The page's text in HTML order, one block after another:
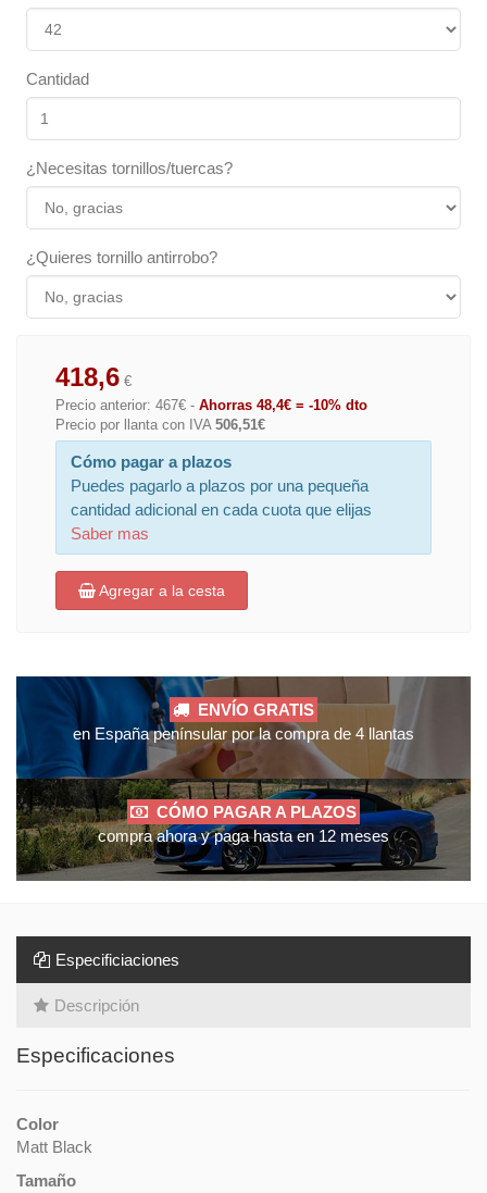
Cantidad
¿Necesitas tornillos/tuercas?
¿Quieres tornillo antirrobo?
418,6 €
Precio anterior: 467€ - Ahorras 48,4€ = -10% dto
Precio por llanta con IVA 506,51€
Cómo pagar a plazos
Puedes pagarlo a plazos por una pequeña
cantidad adicional en cada cuota que elijas
Saber mas
Agregar a la cesta
ENVÍO GRATIS
en España penínsular por la compra de 4 llantas
CÓMO PAGAR A PLAZOS
compra ahora y paga hasta en 12 meses
Especificiaciones
Descripción
Especificaciones
Color
Matt Black
Tamaño